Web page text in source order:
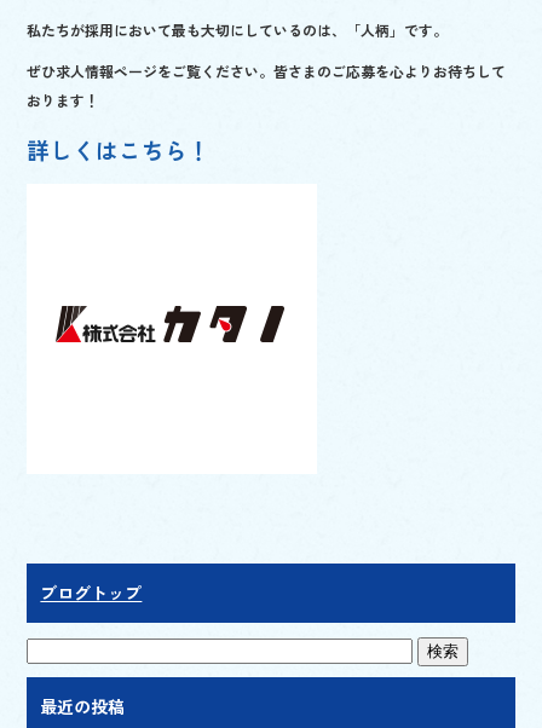
私たちが採用において最も大切にしているのは、「人柄」です。
ぜひ求人情報ページをご覧ください。皆さまのご応募を心よりお待ちして
おります！
詳しくはこちら！
ブログトップ
最近の投稿